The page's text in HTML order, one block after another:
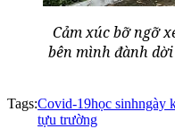
Cảm xúc bỡ ngỡ
bên mình đành
Tags:Covid-19học sinhngày
tựu trường